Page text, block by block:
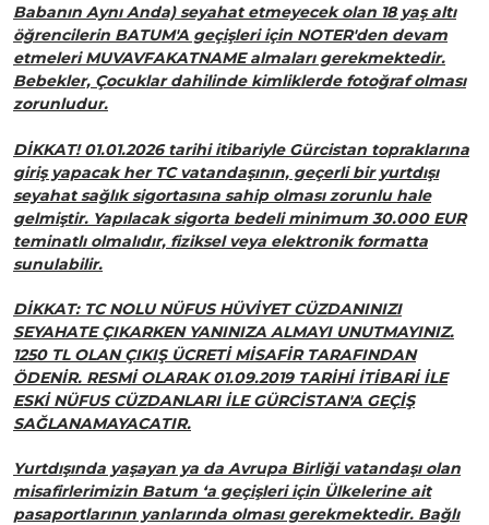
Babanın Aynı Anda) seyahat etmeyecek olan 18 yaş altı
öğrencilerin BATUM'A geçişleri için NOTER'den devam
etmeleri MUVAVFAKATNAME almaları gerekmektedir.
Bebekler, Çocuklar dahilinde kimliklerde fotoğraf olması
zorunludur.
DİKKAT! 01.01.2026 tarihi itibariyle Gürcistan topraklarına
giriş yapacak her TC vatandaşının, geçerli bir yurtdışı
seyahat sağlık sigortasına sahip olması zorunlu hale
gelmiştir. Yapılacak sigorta bedeli minimum 30.000 EUR
teminatlı olmalıdır, fiziksel veya elektronik formatta
sunulabilir.
DİKKAT: TC NOLU NÜFUS HÜVİYET CÜZDANINIZI
SEYAHATE ÇIKARKEN YANINIZA ALMAYI UNUTMAYINIZ.
1250 TL OLAN ÇIKIŞ ÜCRETİ MİSAFİR TARAFINDAN
ÖDENİR. RESMİ OLARAK 01.09.2019 TARİHİ İTİBARİ İLE
ESKİ NÜFUS CÜZDANLARI İLE GÜRCİSTAN'A GEÇİŞ
SAĞLANAMAYACATIR.
Yurtdışında yaşayan ya da Avrupa Birliği vatandaşı olan
misafirlerimizin Batum ‘a geçişleri için Ülkelerine ait
pasaportlarının yanlarında olması gerekmektedir. Bağlı